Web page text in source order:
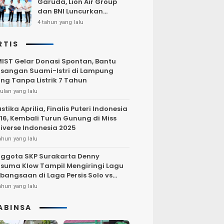
dan BNI Luncurkan
Program Terbang Hemat
4 tahun yang lalu
Gelar Donasi Spontan, Bantu
Suami-Istri di Lampung
Tanpa Listrik 7 Tahun
yang lalu
Aprilia, Finalis Puteri Indonesia
Kembali Turun Gunung di Miss
Indonesia 2025
yang lalu
SKP Surakarta Denny
Klow Tampil Mengiringi Lagu
di Laga Persis Solo vs
Jakarta
yang lalu